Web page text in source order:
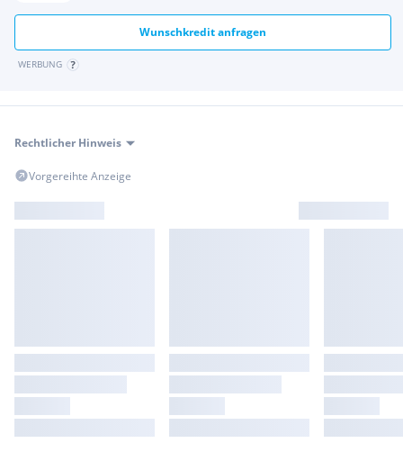
Wunschkredit anfragen
WERBUNG
Rechtlicher Hinweis
Vorgereihte Anzeige